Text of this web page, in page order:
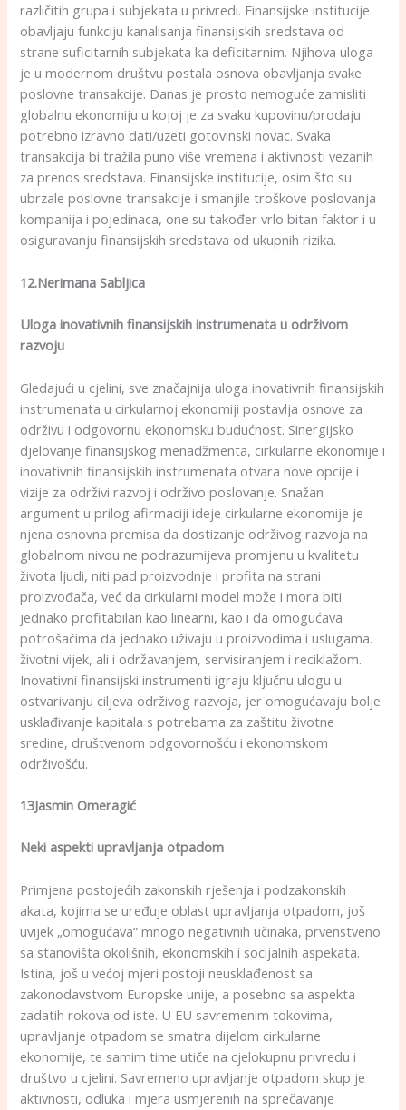
različitih grupa i subjekata u privredi. Finansijske institucije
obavljaju funkciju kanalisanja finansijskih sredstava od
strane suficitarnih subjekata ka deficitarnim. Njihova uloga
je u modernom društvu postala osnova obavljanja svake
poslovne transakcije. Danas je prosto nemoguće zamisliti
globalnu ekonomiju u kojoj je za svaku kupovinu/prodaju
potrebno izravno dati/uzeti gotovinski novac. Svaka
transakcija bi tražila puno više vremena i aktivnosti vezanih
za prenos sredstava. Finansijske institucije, osim što su
ubrzale poslovne transakcije i smanjile troškove poslovanja
kompanija i pojedinaca, one su također vrlo bitan faktor i u
osiguravanju finansijskih sredstava od ukupnih rizika.
12.Nerimana Sabljica
Uloga inovativnih finansijskih instrumenata u održivom
razvoju
Gledajući u cjelini, sve značajnija uloga inovativnih finansijskih
instrumenata u cirkularnoj ekonomiji postavlja osnove za
održivu i odgovornu ekonomsku budućnost. Sinergijsko
djelovanje finansijskog menadžmenta, cirkularne ekonomije i
inovativnih finansijskih instrumenata otvara nove opcije i
vizije za održivi razvoj i održivo poslovanje. Snažan
argument u prilog afirmaciji ideje cirkularne ekonomije je
njena osnovna premisa da dostizanje održivog razvoja na
globalnom nivou ne podrazumijeva promjenu u kvalitetu
života ljudi, niti pad proizvodnje i profita na strani
proizvođača, već da cirkularni model može i mora biti
jednako profitabilan kao linearni, kao i da omogućava
potrošačima da jednako uživaju u proizvodima i uslugama.
životni vijek, ali i održavanjem, servisiranjem i reciklažom.
Inovativni finansijski instrumenti igraju ključnu ulogu u
ostvarivanju ciljeva održivog razvoja, jer omogućavaju bolje
usklađivanje kapitala s potrebama za zaštitu životne
sredine, društvenom odgovornošću i ekonomskom
održivošću.
13Jasmin Omeragić
Neki aspekti upravljanja otpadom
Primjena postojećih zakonskih rješenja i podzakonskih
akata, kojima se uređuje oblast upravljanja otpadom, još
uvijek „omogućava“ mnogo negativnih učinaka, prvenstveno
sa stanovišta okolišnih, ekonomskih i socijalnih aspekata.
Istina, još u većoj mjeri postoji neusklađenost sa
zakonodavstvom Europske unije, a posebno sa aspekta
zadatih rokova od iste. U EU savremenim tokovima,
upravljanje otpadom se smatra dijelom cirkularne
ekonomije, te samim time utiče na cjelokupnu privredu i
društvo u cjelini. Savremeno upravljanje otpadom skup je
aktivnosti, odluka i mjera usmjerenih na sprečavanje